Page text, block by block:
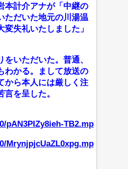
本計介アナが「中継の
ただいた地元の川湯温
失礼いたしました」
いただいた。普通、
わかる。まして放送の
から本人には厳しく注
を呈した。
pAN3PIZy8ieh-TB2.mp
MrynjpjcUaZL0xpg.mp